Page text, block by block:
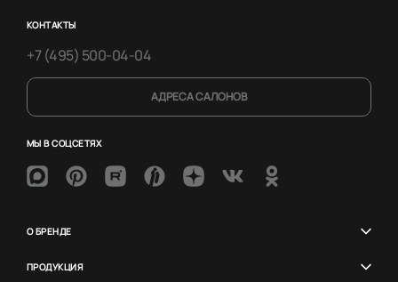
КОНТАКТЫ
+7 (495) 500-04-04
АДРЕСА САЛОНОВ
МЫ В СОЦСЕТЯХ
О БРЕНДЕ
ПРОДУКЦИЯ